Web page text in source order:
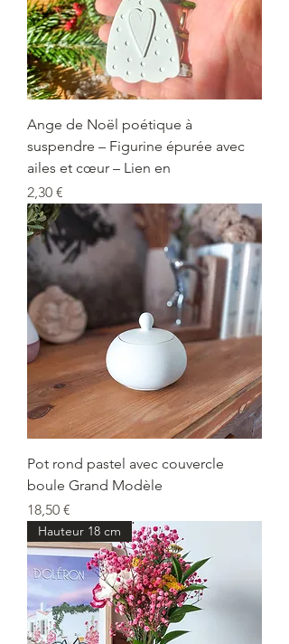
Ange de Noël poétique à
suspendre – Figurine épurée avec
ailes et cœur – Lien en
Prix
2,30 €
Pot rond pastel avec couvercle
boule Grand Modèle
Prix
18,50 €
Hauteur 18 cm